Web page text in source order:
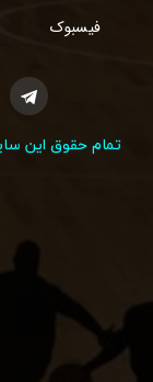
فیسبوک
تمام حقوق این